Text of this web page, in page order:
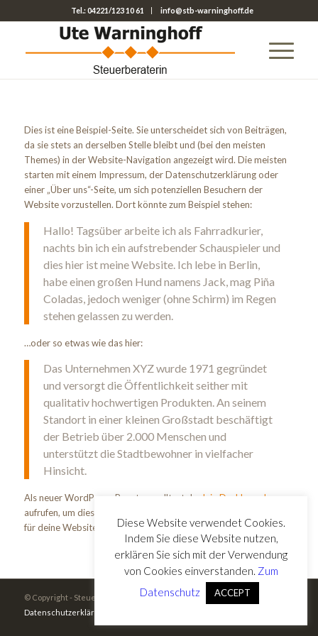
Tel.: 04221/123 10 61 info@stb-warninghoff.de
Dies ist eine Beispiel-Seite. Sie unterscheidet sich von Beiträgen,
da sie stets an derselben Stelle bleibt und (bei den meisten
Themes) in der Website-Navigation angezeigt wird. Die meisten
starten mit einem Impressum, der Datenschutzerklärung oder
einer „Über uns“-Seite, um sich potenziellen Besuchern der
Website vorzustellen. Dort könnte zum Beispiel stehen:
Hallo! Tagsüber arbeite ich als Fahrradkurier,
nachts bin ich ein aufstrebender Schauspieler und
dies hier ist meine Website. Ich lebe in Berlin,
habe einen großen Hund namens Jack, mag Piña
Coladas, jedoch weniger (ohne Schirm) im Regen
stehen gelassen zu werden.
…oder so etwas wie das hier:
Das Unternehmen XYZ wurde 1971 gegründet
und versorgt die Öffentlichkeit seither mit
qualitativ hochwertigen Produkten. An seinem
Standort in einer kleinen Großstadt beschäftigt
der Betrieb über 2.000 Menschen und
unterstützt die Stadtbewohner in vielfacher
Hinsicht.
Als neuer WordPress-Benutzer solltest du
dein Dashboard
aufrufen, um diese Seite zu löschen und neue Seiten und Beiträge
für deine Website erstellen. Viel Spaß!
© Copyright - Steuerberatung - Ute Warninghoff | Impressum|
Datenschutzerklärung
Diese Website verwendet Cookies.
Indem Sie diese Website nutzen,
erklären Sie sich mit der Verwendung
von Cookies einverstanden. Zum
Datenschutz
ACCEPT